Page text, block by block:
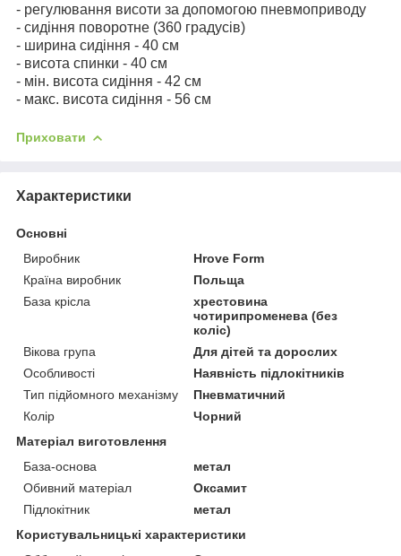
- регулювання висоти за допомогою пневмоприводу
- сидіння поворотне (360 градусів)
- ширина сидіння - 40 см
- висота спинки - 40 см
- мін. висота сидіння - 42 см
- макс. висота сидіння - 56 см
Приховати
Характеристики
Основні
Виробник
Hrove Form
Країна виробник
Польща
База крісла
хрестовина
чотирипроменева (без
коліс)
Вікова група
Для дітей та дорослих
Особливості
Наявність підлокітників
Тип підйомного механізму
Пневматичний
Колір
Чорний
Матеріал виготовлення
База-основа
метал
Обивний матеріал
Оксамит
Підлокітник
метал
Користувальницькі характеристики